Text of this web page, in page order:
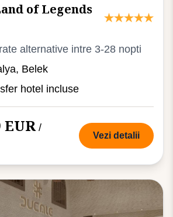
of Legends
alternative intre 3-28 nopti
Belek
hotel incluse
EUR /
Vezi detalii